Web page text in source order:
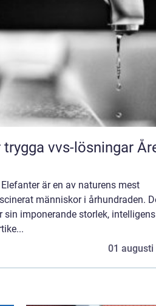
vvs-lösningar
är en av naturens mest
människor i århundraden.
imponerande storlek,
01 augusti